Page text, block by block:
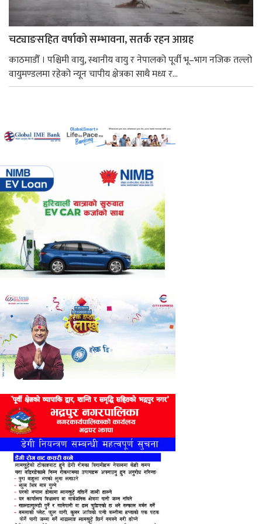
चट्याङसहित वर्षाको सम्भावना, सतर्क रहन आग्रह
काठमाडौँ । पश्चिमी वायु, स्थानीय वायु र नेपालको पूर्वी भू–भाग नजिक तल्लो
वायुमण्डलमा रहेको न्यून चापीय क्षेत्रका साथै मध्य र...